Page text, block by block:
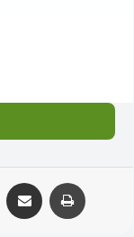
Viber Compartilhar via e-mail